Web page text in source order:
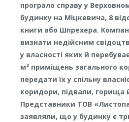
програло справу у
будинку на Міцкевича, 8
книги або Шпрехера.
визнати недійсним
у власності яких й
м² приміщень загального
передати їх у спільну
коридори, підвали, горища
Представники ТОВ
заявляли, що у будинку є